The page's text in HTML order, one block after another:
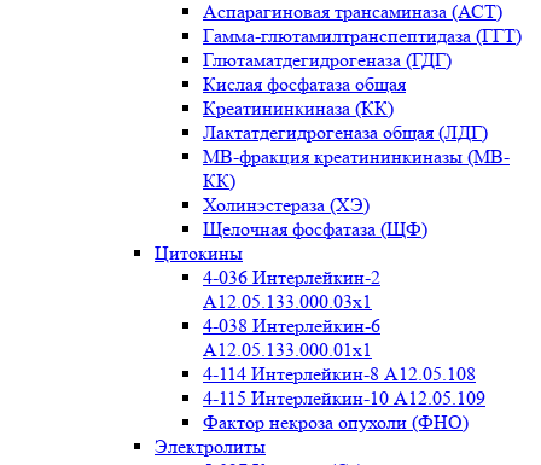
Аспарагиновая трансаминаза (АСТ)
Гамма-глютамилтранспептидаза (ГГТ)
Глютаматдегидрогеназа (ГДГ)
Кислая фосфатаза общая
Креатининкиназа (КК)
Лактатдегидрогеназа общая (ЛДГ)
МВ-фракция креатининкиназы (МВ-
КК)
Холинэстераза (ХЭ)
Щелочная фосфатаза (ЩФ)
Цитокины
4-036 Интерлейкин-2
A12.05.133.000.03x1
4-038 Интерлейкин-6
A12.05.133.000.01x1
4-114 Интерлейкин-8 A12.05.108
4-115 Интерлейкин-10 A12.05.109
Фактор некроза опухоли (ФНО)
Электролиты